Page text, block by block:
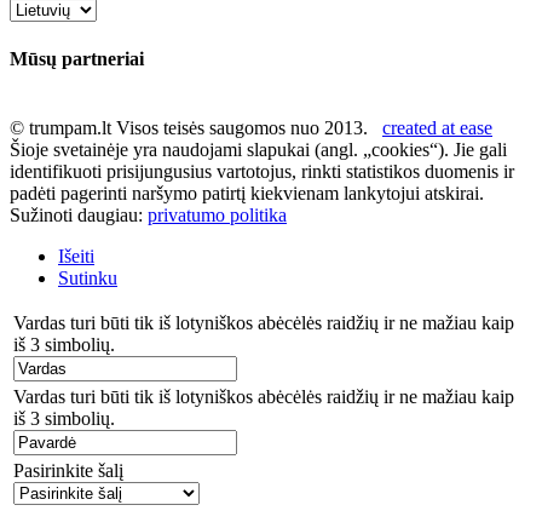
Mūsų partneriai
© trumpam.lt Visos teisės saugomos nuo 2013. created at ease
Šioje svetainėje yra naudojami slapukai (angl. „cookies“). Jie gali
identifikuoti prisijungusius vartotojus, rinkti statistikos duomenis ir
padėti pagerinti naršymo patirtį kiekvienam lankytojui atskirai.
Sužinoti daugiau: privatumo politika
Išeiti
Sutinku
Vardas turi būti tik iš lotyniškos abėcėlės raidžių ir ne mažiau kaip
iš 3 simbolių.
Vardas turi būti tik iš lotyniškos abėcėlės raidžių ir ne mažiau kaip
iš 3 simbolių.
Pasirinkite šalį